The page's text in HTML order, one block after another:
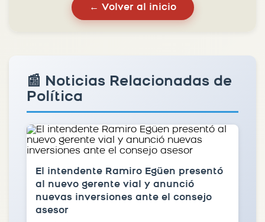
← Volver al inicio
📰 Noticias Relacionadas de
Política
El intendente Ramiro Egüen presentó
al nuevo gerente vial y anunció
nuevas inversiones ante el consejo
asesor